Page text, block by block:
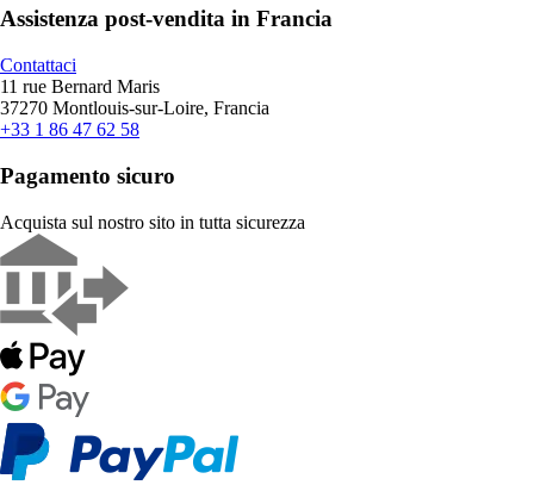
Assistenza post-vendita in Francia
Contattaci
11 rue Bernard Maris
37270 Montlouis-sur-Loire, Francia
+33 1 86 47 62 58
Pagamento sicuro
Acquista sul nostro sito in tutta sicurezza